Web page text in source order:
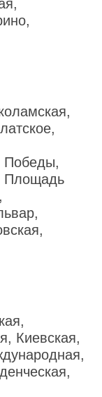
Победы,
Площадь
Киевская,